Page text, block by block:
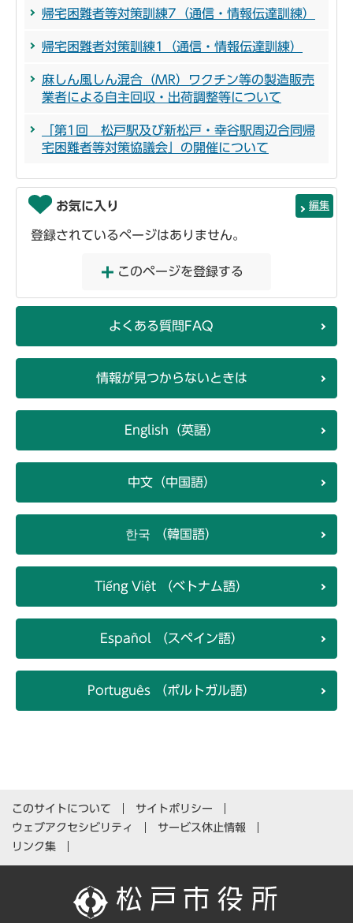
帰宅困難者等対策訓練7（通信・情報伝達訓練）
帰宅困難者対策訓練1（通信・情報伝達訓練）
麻しん風しん混合（MR）ワクチン等の製造販売
業者による自主回収・出荷調整等について
「第1回 松戸駅及び新松戸・幸谷駅周辺合同帰
宅困難者等対策協議会」の開催について
お気に入り 編集
登録されているページはありません。
このページを登録する
よくある質問FAQ
情報が見つからないときは
English（英語）
中文（中国語）
한국 （韓国語）
Tiếng Việt （ベトナム語）
Español （スペイン語）
Português （ポルトガル語）
このサイトについて
サイトポリシー
ウェブアクセシビリティ
サービス休止情報
リンク集